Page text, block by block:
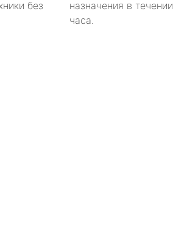
без
назначения в течении
часа.